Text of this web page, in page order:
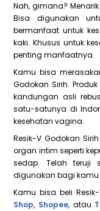
Nah, gimana?
Bisa digunakan
bermanfaat untuk
kaki. Khusus untuk
penting manfaatnya.
Kamu bisa
Godokan Sirih.
kandungan asli
satu-satunya di
kesehatan vagina.
Resik-V Godokan
organ intim seperti
sedap. Telah teruji
digunakan bagi kamu
Kamu bisa beli
Shop, Shopee, atau